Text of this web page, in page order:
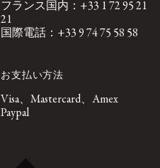
フランス国内：+33 1 72 95 21
21
国際電話：+33 9 74 75 58 58
お支払い方法
Visa、Mastercard、Amex
Paypal